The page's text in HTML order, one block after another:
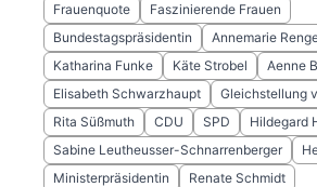
Frauenquote
Faszinierende Frauen
Bundestagspräsidentin
Annemarie
Katharina Funke
Käte Strobel
Aenne
Elisabeth Schwarzhaupt
Gleichstellung
Rita Süßmuth
CDU SPD
Hildegard
Sabine Leutheusser-Schnarrenberger
Ministerpräsidentin
Renate Schmidt